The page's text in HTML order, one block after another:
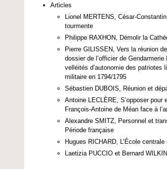
Articles
Lionel MERTENS, César-
tourmente
Philippe RAXHON, Démolir la
Pierre GILISSEN, Vers la réunion
dossier de l’officier de
velléités d’autonomie des patriotes
militaire en 1794/1795
Sébastien DUBOIS, Réunion et
Antoine LECLÈRE, S’opposer
François-Antoine de Méan face à
Alexandre SMITZ, Personnel et
Période française
Hugues RICHARD, L’École
Laetizia PUCCIO et Bernard